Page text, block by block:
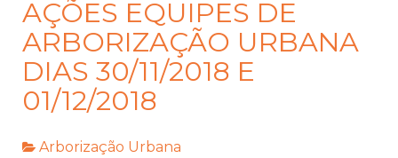
AÇÕES EQUIPES DE
ARBORIZAÇÃO URBANA
DIAS 30/11/2018 E
01/12/2018
Arborização Urbana